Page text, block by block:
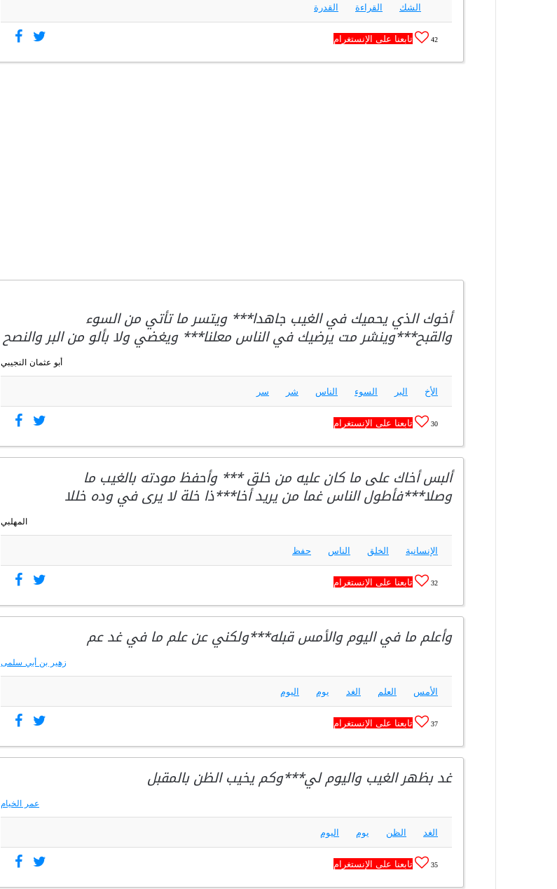
الشك القراءة القدرة
42 تابعنا على الإنستغرام
أخوك الذي يحميك في الغيب جاهدا*** ويتسر ما تأتي من السوء
والقبح***وينشر مت يرضيك في الناس معلنا*** ويغضي ولا بألو من البر والنصح
أبو عثمان النجيبي
الأخ البر السوء الناس شر سر
30 تابعنا على الإنستغرام
ألبس أخاك على ما كان عليه من خلق *** وأحفظ مودته بالغيب ما
وصلا***فأطول الناس غما من يريد أخا***ذا خلة لا يرى في وده خللا
المهلبي
الإنسانية الخلق الناس حفظ
32 تابعنا على الإنستغرام
وأعلم ما في اليوم والأمس قبله***ولكني عن علم ما في غد عم
زهير بن أبي سلمى
الأمس العلم الغد يوم اليوم
37 تابعنا على الإنستغرام
غد بظهر الغيب واليوم لي***وكم يخيب الظن بالمقبل
عمر الخيام
الغد الظن يوم اليوم
35 تابعنا على الإنستغرام